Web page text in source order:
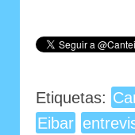
Etiquetas:
Eibar